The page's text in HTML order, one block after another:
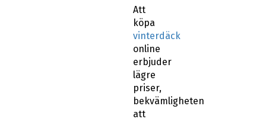
köpa
vinterdäck
online
erbjuder
lägre
priser,
bekvämligheten
att
handla